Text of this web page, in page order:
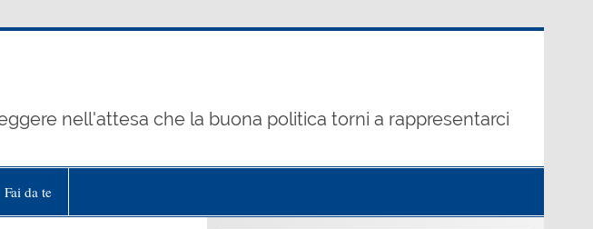
nell'attesa che la buona politica torni a rappresentarci
Fai da te